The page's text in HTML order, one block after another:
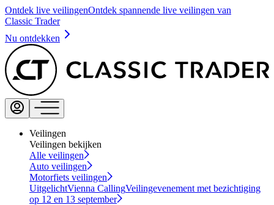
Ontdek live veilingenOntdek spannende live veilingen van
Classic Trader
Nu ontdekken
Veilingen
Veilingen bekijken
Alle veilingen
Auto veilingen
Motorfiets veilingen
UitgelichtVienna CallingVeilingevenement met bezichtiging
op 12 en 13 september